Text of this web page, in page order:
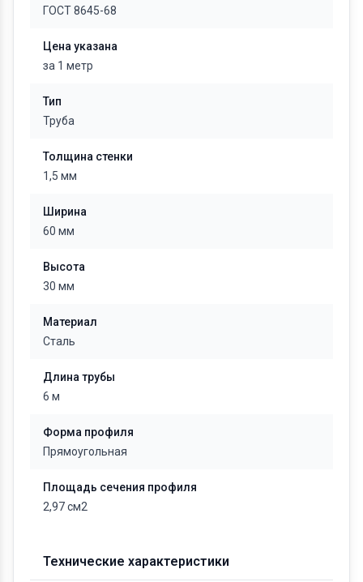
ГОСТ 8645-68
Цена указана
за 1 метр
Тип
Труба
Толщина стенки
1,5 мм
Ширина
60 мм
Высота
30 мм
Материал
Сталь
Длина трубы
6 м
Форма профиля
Прямоугольная
Площадь сечения профиля
2,97 см2
Технические характеристики